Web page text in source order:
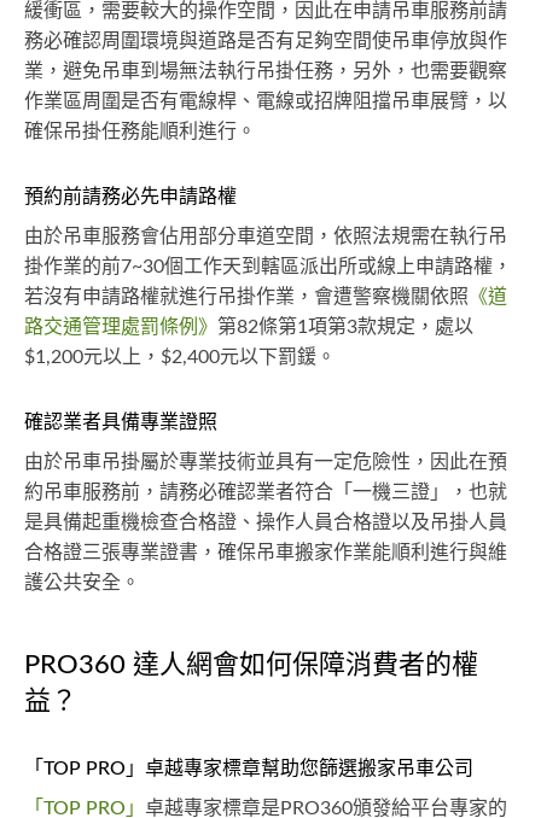
緩衝區，需要較大的操作空間，因此在申請吊車服務前請
務必確認周圍環境與道路是否有足夠空間使吊車停放與作
業，避免吊車到場無法執行吊掛任務，另外，也需要觀察
作業區周圍是否有電線桿、電線或招牌阻擋吊車展臂，以
確保吊掛任務能順利進行。
預約前請務必先申請路權
由於吊車服務會佔用部分車道空間，依照法規需在執行吊
掛作業的前7~30個工作天到轄區派出所或線上申請路權，
若沒有申請路權就進行吊掛作業，會遭警察機關依照 《道
路交通管理處罰條例》 第82條第1項第3款規定，處以
$1,200元以上，$2,400元以下罰鍰。
確認業者具備專業證照
由於吊車吊掛屬於專業技術並具有一定危險性，因此在預
約吊車服務前，請務必確認業者符合「一機三證」，也就
是具備起重機檢查合格證、操作人員合格證以及吊掛人員
合格證三張專業證書，確保吊車搬家作業能順利進行與維
護公共安全。
PRO360 達人網會如何保障消費者的權
益？
「TOP PRO」卓越專家標章幫助您篩選搬家吊車公司
「TOP PRO」 卓越專家標章是PRO360頒發給平台專家的